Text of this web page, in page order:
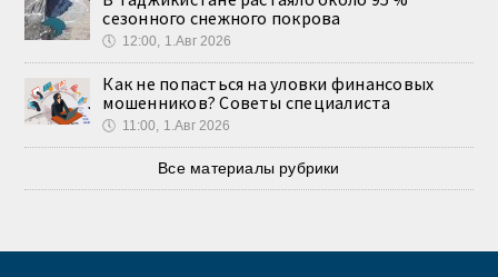
сезонного снежного покрова
🕔 12:00, 1.Авг 2026
Как не попасться на уловки финансовых
мошенников? Советы специалиста
🕔 11:00, 1.Авг 2026
Все материалы рубрики